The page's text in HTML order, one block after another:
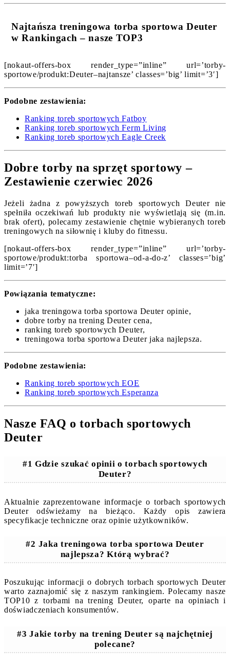
Najtańsza treningowa torba sportowa Deuter
w Rankingach – nasze TOP3
[nokaut-offers-box render_type=”inline” url=’torby-
sportowe/produkt:Deuter–najtansze’ classes=’big’ limit=’3′]
Podobne zestawienia:
Ranking toreb sportowych Fatboy
Ranking toreb sportowych Ferm Living
Ranking toreb sportowych Eagle Creek
Dobre torby na sprzęt sportowy –
Zestawienie czerwiec 2026
Jeżeli żadna z powyższych toreb sportowych Deuter nie
spełniła oczekiwań lub produkty nie wyświetlają się (m.in.
brak ofert), polecamy zestawienie chętnie wybieranych toreb
treningowych na siłownię i kluby do fitnessu.
[nokaut-offers-box render_type=”inline” url=’torby-
sportowe/produkt:torba sportowa–od-a-do-z’ classes=’big’
limit=’7′]
Powiązania tematyczne:
jaka treningowa torba sportowa Deuter opinie,
dobre torby na trening Deuter cena,
ranking toreb sportowych Deuter,
treningowa torba sportowa Deuter jaka najlepsza.
Podobne zestawienia:
Ranking toreb sportowych EOE
Ranking toreb sportowych Esperanza
Nasze FAQ o torbach sportowych
Deuter
#1 Gdzie szukać opinii o torbach sportowych
Deuter?
Aktualnie zaprezentowane informacje o torbach sportowych
Deuter odświeżamy na bieżąco. Każdy opis zawiera
specyfikacje techniczne oraz opinie użytkowników.
#2 Jaka treningowa torba sportowa Deuter
najlepsza? Którą wybrać?
Poszukując informacji o dobrych torbach sportowych Deuter
warto zaznajomić się z naszym rankingiem. Polecamy nasze
TOP10 z torbami na trening Deuter, oparte na opiniach i
doświadczeniach konsumentów.
#3 Jakie torby na trening Deuter są najchętniej
polecane?